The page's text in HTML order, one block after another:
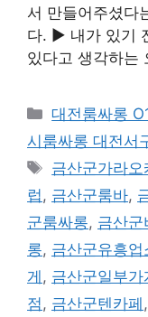
서 만들어주셨다
다. ▶ 내가 있기
있다고 생각하는
카
테
리
대전룸싸롱
시룸싸롱 대전서
태
그
금산군가라오
럽, 금산군룸바,
군룸싸롱, 금산군
롱, 금산군유흥업
게 , 금산군일부가
점, 금산군텐카페 ,